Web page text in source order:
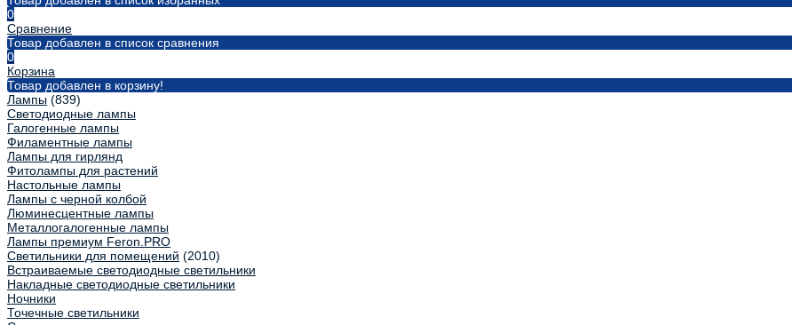
0
Сравнение
Товар добавлен в список сравнения
0
Корзина
Товар добавлен в корзину!
Лампы (839)
Светодиодные лампы
Галогенные лампы
Филаментные лампы
Лампы для гирлянд
Фитолампы для растений
Настольные лампы
Лампы с черной колбой
Люминесцентные лампы
Металлогалогенные лампы
Лампы премиум Feron.PRO
Светильники для помещений (2010)
Встраиваемые светодиодные светильники
Накладные светодиодные светильники
Ночники
Точечные светильники